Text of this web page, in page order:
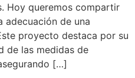
Hoy queremos compartir
adecuación de una
proyecto destaca por su
de las medidas de
[…]